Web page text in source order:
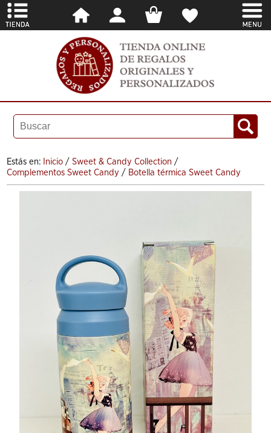
Estás en: Inicio /Sweet & Candy Collection /
Complementos Sweet Candy / Botella térmica Sweet Candy